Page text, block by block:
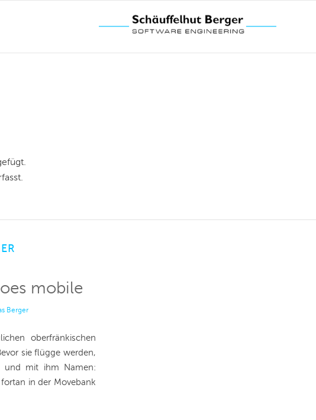
mobile
Berger
oberfränkischen
sie flügge werden,
und mit ihm Namen:
in der Movebank